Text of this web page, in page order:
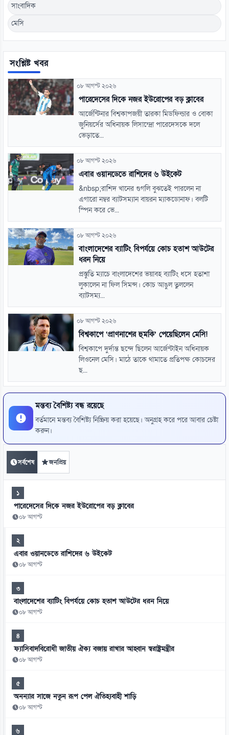
সাংবাদিক
মেসি
সংশ্লিষ্ট খবর
০৮ আগস্ট ২০২৬
পারেদেসের দিকে নজর ইউরোপের বড় ক্লাবের
আর্জেন্টিনার বিশ্বকাপজয়ী তারকা মিডফিল্ডার ও বোকা
জুনিয়র্সের অধিনায়ক লিসান্দ্রো পারেদেসকে দলে
ভেড়াতে...
০৮ আগস্ট ২০২৬
এবার ওয়ানডেতে রাশিদের ৬ উইকেট
&nbsp;রাশিদ খানের গুগলি বুঝতেই পারলেন না
এগারো নম্বর ব্যাটসম্যান বায়রন ম্যাকডোনাফ। বলটি
স্পিন করে ভে...
০৮ আগস্ট ২০২৬
বাংলাদেশের ব্যাটিং বিপর্যয়ে কোচ হতাশ আউটের
ধরন নিয়ে
প্রস্তুতি ম্যাচে বাংলাদেশের ভয়াবহ ব্যাটিং ধসে হতাশা
লুকালেন না ফিল সিমন্স। কোচ আঙুল তুললেন
ব্যাটসম্য...
০৮ আগস্ট ২০২৬
বিশ্বকাপে ‘প্রাণনাশের হুমকি’ পেয়েছিলেন মেসি!
বিশ্বকাপে দুর্দান্ত ছন্দে ছিলেন আর্জেন্টাইন অধিনায়ক
লিওনেল মেসি। মাঠে তাকে থামাতে প্রতিপক্ষ কোচদের
ছ...
মন্তব্য বৈশিষ্ট্য বন্ধ রয়েছে
বর্তমানে মন্তব্য বৈশিষ্ট্য নিষ্ক্রিয় করা হয়েছে। অনুগ্রহ করে পরে আবার চেষ্টা
করুন।
সর্বশেষ জনপ্রিয়
১
পারেদেসের দিকে নজর ইউরোপের বড় ক্লাবের
০৮ আগস্ট
২
এবার ওয়ানডেতে রাশিদের ৬ উইকেট
০৮ আগস্ট
৩
বাংলাদেশের ব্যাটিং বিপর্যয়ে কোচ হতাশ আউটের ধরন নিয়ে
০৮ আগস্ট
৪
ফ্যাসিবাদবিরোধী জাতীয় ঐক্য বজায় রাখার আহ্বান স্বরাষ্ট্রমন্ত্রীর
০৮ আগস্ট
৫
অনন্যার সাজে নতুন রূপ পেল ঐতিহ্যবাহী শাড়ি
০৮ আগস্ট
৬